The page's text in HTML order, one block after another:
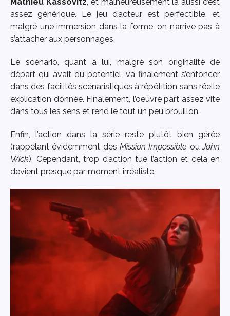
Mathieu Kassovitz, et malheureusement là aussi c’est
assez générique. Le jeu d’acteur est perfectible, et
malgré une immersion dans la forme, on n’arrive pas à
s’attacher aux personnages.
Le scénario, quant à lui, malgré son originalité de
départ qui avait du potentiel, va finalement s’enfoncer
dans des facilités scénaristiques à répétition sans réelle
explication donnée. Finalement, l’oeuvre part assez vite
dans tous les sens et rend le tout un peu brouillon.
Enfin, l’action dans la série reste plutôt bien gérée
(rappelant évidemment des Mission Impossible ouJohn
Wick). Cependant, trop d’action tue l’action et cela en
devient presque par moment irréaliste.